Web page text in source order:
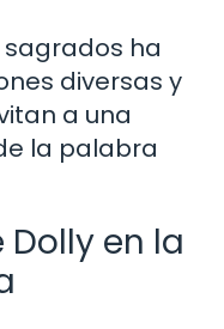
sagrados ha
diversas y
a una
la palabra
en la